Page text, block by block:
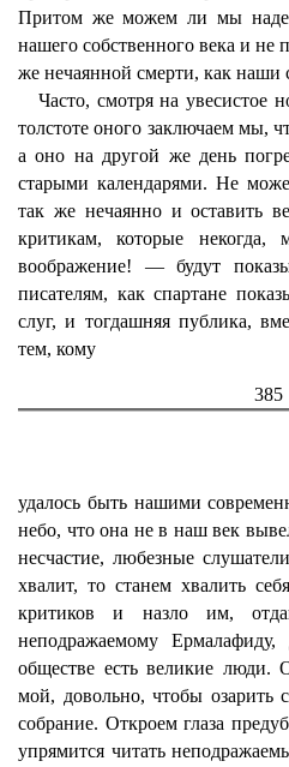
Притом же можем ли мы
нашего собственного века и не
же нечаянной смерти, как наши
Часто, смотря на увесистое
толстоте оного заключаем мы,
а оно на другой же день
старыми календарями. Не
так же нечаянно и оставить
критикам, которые
воображение! — будут
писателям, как спартане
слуг, и тогдашняя публика,
тем, кому
385
удалось быть нашими
небо, что она не в наш век
несчастие, любезные
хвалит, то станем хвалить
критиков и назло им,
неподражаемому
обществе есть великие люди.
мой, довольно, чтобы озарить
собрание. Откроем глаза
упрямится читать